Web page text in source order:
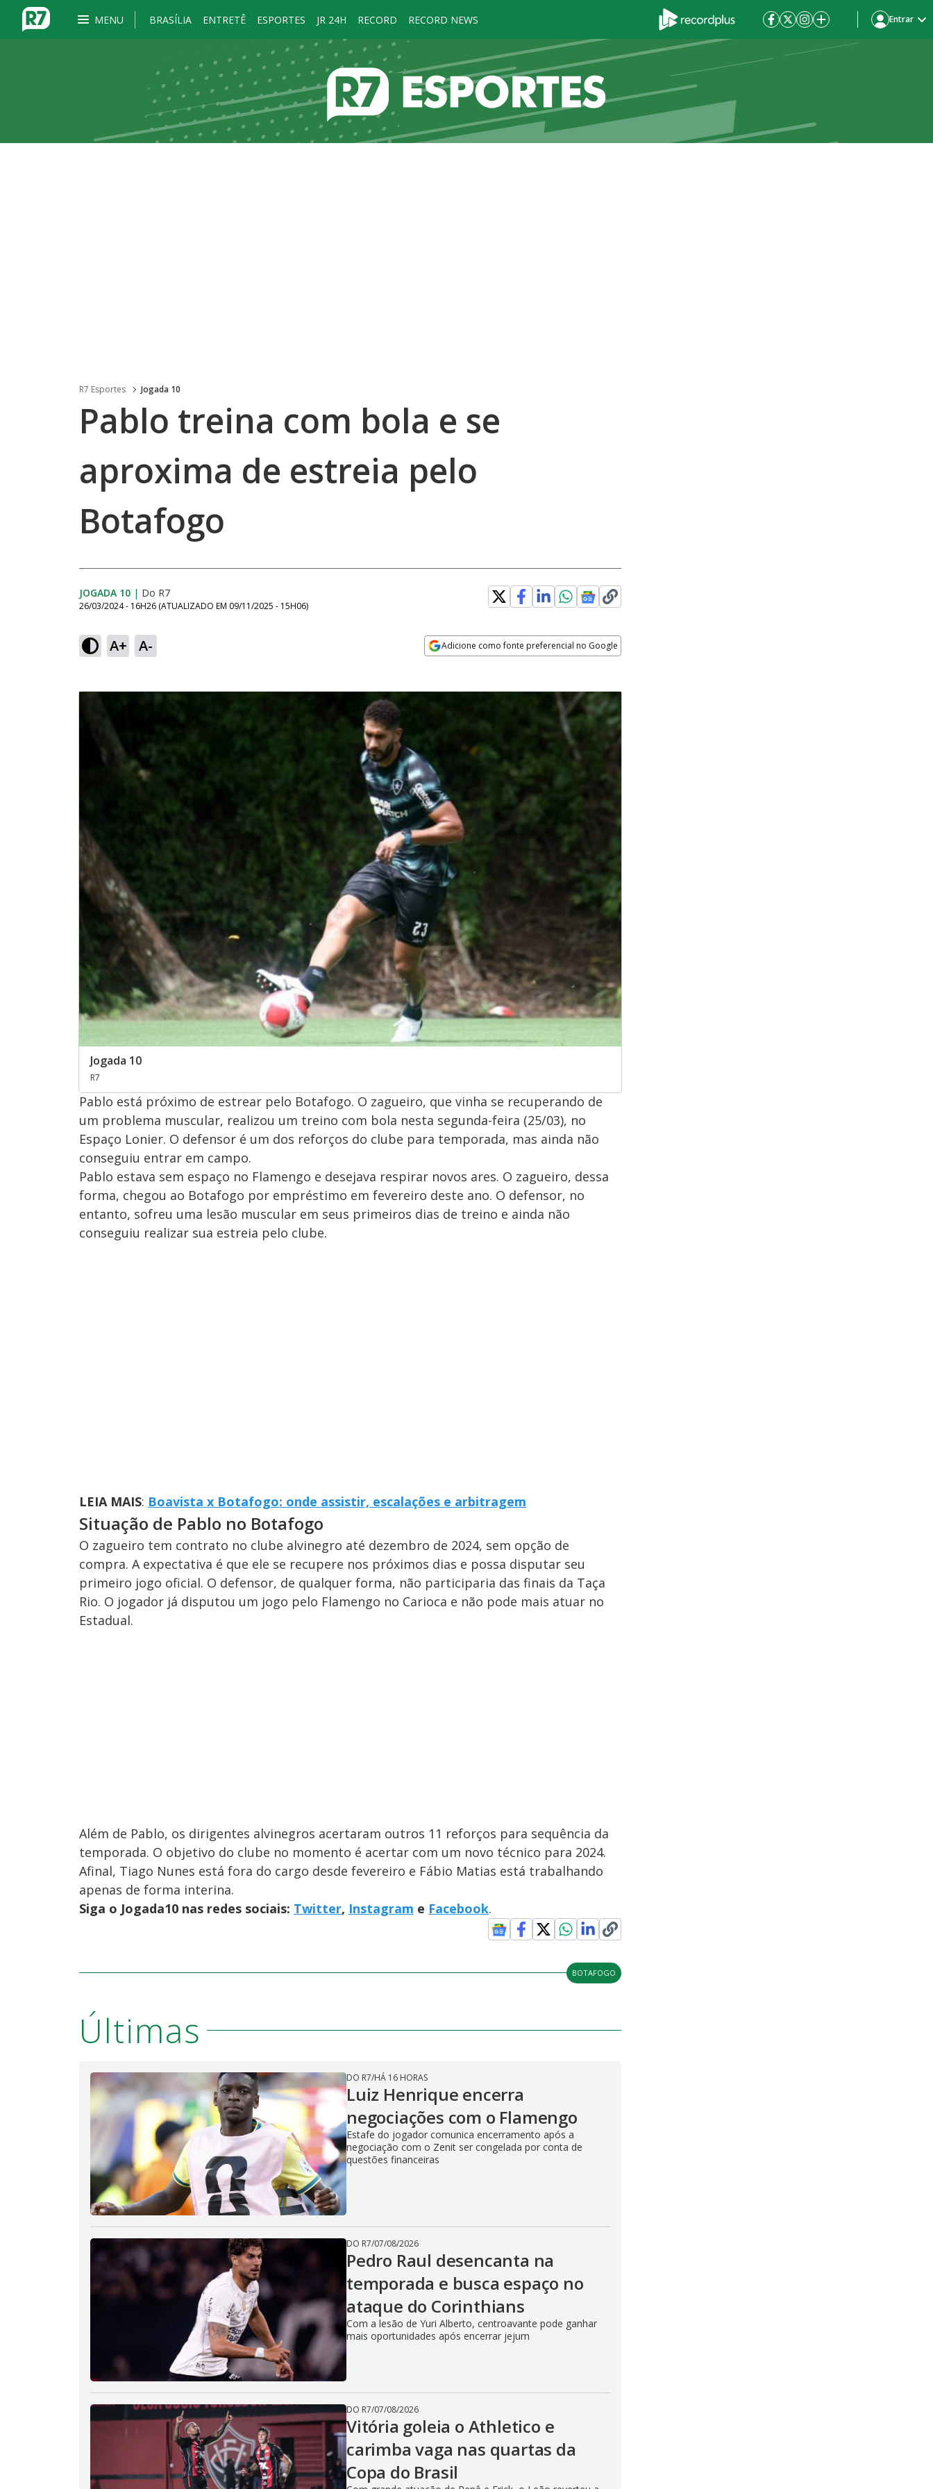
MENU BRASÍLIA ENTRETÊ ESPORTES JR 24H RECORD RECORD NEWS Entrar
R7 Esportes Jogada 10
Pablo treina com bola e se
aproxima de estreia pelo
Botafogo
JOGADA 10 | Do R7
26/03/2024 - 16H26 (ATUALIZADO EM 09/11/2025 - 15H06)
A+ A- Adicione como fonte preferencial no Google
Jogada 10
R7
Pablo está próximo de estrear pelo Botafogo. O zagueiro, que vinha se recuperando de
um problema muscular, realizou um treino com bola nesta segunda-feira (25/03), no
Espaço Lonier. O defensor é um dos reforços do clube para temporada, mas ainda não
conseguiu entrar em campo.
Pablo estava sem espaço no Flamengo e desejava respirar novos ares. O zagueiro, dessa
forma, chegou ao Botafogo por empréstimo em fevereiro deste ano. O defensor, no
entanto, sofreu uma lesão muscular em seus primeiros dias de treino e ainda não
conseguiu realizar sua estreia pelo clube.
LEIA MAIS: Boavista x Botafogo: onde assistir, escalações e arbitragem
Situação de Pablo no Botafogo
O zagueiro tem contrato no clube alvinegro até dezembro de 2024, sem opção de
compra. A expectativa é que ele se recupere nos próximos dias e possa disputar seu
primeiro jogo oficial. O defensor, de qualquer forma, não participaria das finais da Taça
Rio. O jogador já disputou um jogo pelo Flamengo no Carioca e não pode mais atuar no
Estadual.
Além de Pablo, os dirigentes alvinegros acertaram outros 11 reforços para sequência da
temporada. O objetivo do clube no momento é acertar com um novo técnico para 2024.
Afinal, Tiago Nunes está fora do cargo desde fevereiro e Fábio Matias está trabalhando
apenas de forma interina.
Siga o Jogada10 nas redes sociais: Twitter, Instagram e Facebook.
BOTAFOGO
Últimas
DO R7/HÁ 16 HORAS
Luiz Henrique encerra
negociações com o Flamengo
Estafe do jogador comunica encerramento após a
negociação com o Zenit ser congelada por conta de
questões financeiras
DO R7/07/08/2026
Pedro Raul desencanta na
temporada e busca espaço no
ataque do Corinthians
Com a lesão de Yuri Alberto, centroavante pode ganhar
mais oportunidades após encerrar jejum
DO R7/07/08/2026
Vitória goleia o Athletico e
carimba vaga nas quartas da
Copa do Brasil